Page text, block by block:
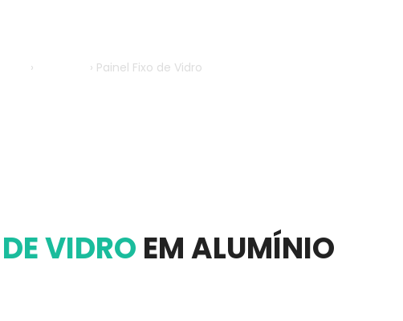
› › Painel Fixo de Vidro
VIDRO EM ALUMÍNIO